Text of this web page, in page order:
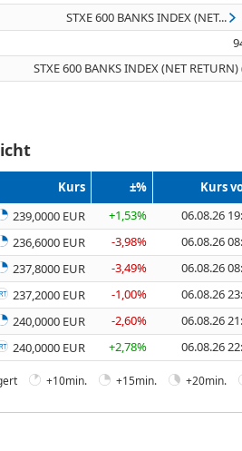
STXE 600 BANKS INDEX (NET...
STXE 600 BANKS INDEX (NET RETURN)
Kurs ±%
Kurs
239,0000 EUR +1,53%
06.08.26
236,6000 EUR -3,98%
06.08.26
237,8000 EUR -3,49%
06.08.26
237,2000 EUR -1,00%
06.08.26
240,0000 EUR -2,60%
06.08.26
240,0000 EUR +2,78% 06.08.26
+10min. +15min. +20min.